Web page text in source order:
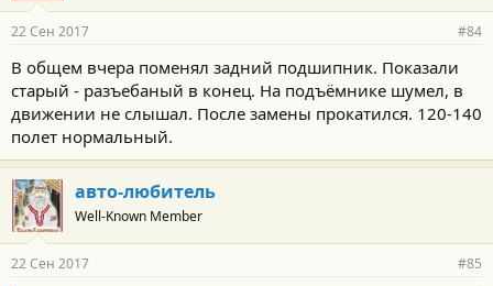
22 Сен 2017 #84
В общем вчера поменял задний подшипник. Показали
старый - разъебаный в конец. На подъёмнике шумел, в
движении не слышал. После замены прокатился. 120-140
полет нормальный.
авто-любитель
Well-Known Member
22 Сен 2017 #85